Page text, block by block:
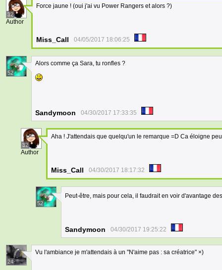
32
Author
Force jaune ! (oui j'ai vu Power Rangers et alors ?)
Miss_Call 04/05/2017 18:06:25
52
Alors comme ça Sara, tu ronfles ?
Sandymoon 04/30/2017 17:33:35
32
Author
Aha ! J'attendais que quelqu'un le remarque =D Ca éloigne
Miss_Call 04/30/2017 18:17:32
52
Peut-être, mais pour cela, il faudrait en voir d'avantage
Sandymoon 04/30/2017 19:25:22
24
Vu l'ambiance je m'attendais à un "N'aime pas : sa créatrice" ×)